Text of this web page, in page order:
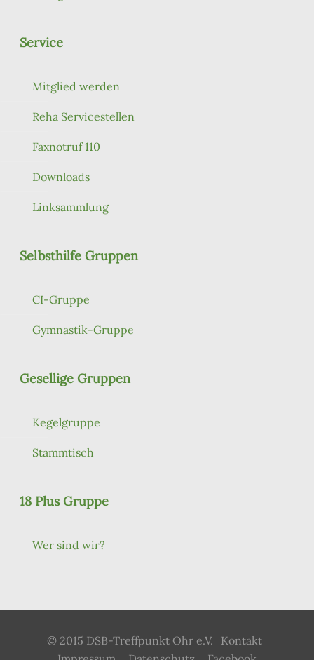
Service
Mitglied werden
Reha Servicestellen
Faxnotruf 110
Downloads
Linksammlung
Selbsthilfe Gruppen
CI-Gruppe
Gymnastik-Gruppe
Gesellige Gruppen
Kegelgruppe
Stammtisch
18 Plus Gruppe
Wer sind wir?
© 2015 DSB-Treffpunkt Ohr e.V.
Kontakt